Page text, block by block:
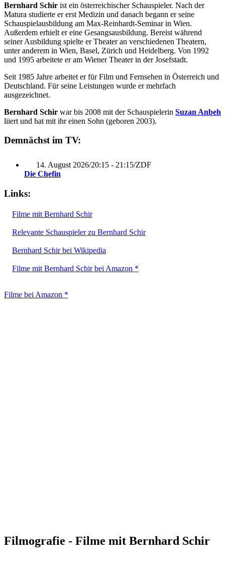
Bernhard Schir ist ein österreichischer Schauspieler. Nach der
Matura studierte er erst Medizin und danach begann er seine
Schauspielausbildung am Max-Reinhardt-Seminar in Wien.
Außerdem erhielt er eine Gesangsausbildung. Bereist während
seiner Ausbildung spielte er Theater an verschiedenen Theatern,
unter anderem in Wien, Basel, Zürich und Heidelberg. Von 1992
und 1995 arbeitete er am Wiener Theater in der Josefstadt.
Seit 1985 Jahre arbeitet er für Film und Fernsehen in Österreich und
Deutschland. Für seine Leistungen wurde er mehrfach
ausgezeichnet.
Bernhard Schir war bis 2008 mit der Schauspielerin Suzan Anbeh
liiert und hat mit ihr einen Sohn (geboren 2003).
Demnächst im TV:
14. August 2026/20:15 - 21:15/ZDF
Die Chefin
Links:
Filme mit Bernhard Schir
Relevante Schauspieler zu Bernhard Schir
Bernhard Schir bei Wikipedia
Filme mit Bernhard Schir bei Amazon *
Filme bei Amazon *
Filmografie - Filme mit Bernhard Schir